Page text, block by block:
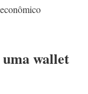
wallet